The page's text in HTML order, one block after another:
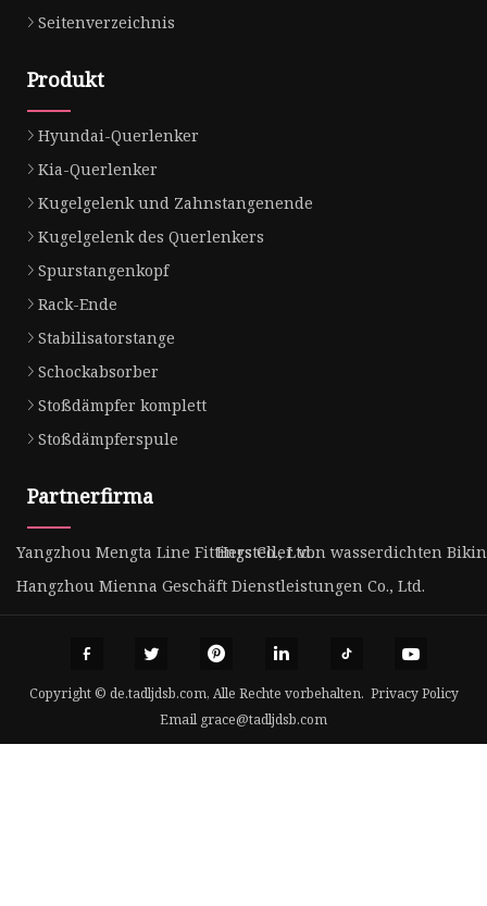
Seitenverzeichnis
Produkt
Hyundai-Querlenker
Kia-Querlenker
Kugelgelenk und Zahnstangenende
Kugelgelenk des Querlenkers
Spurstangenkopf
Rack-Ende
Stabilisatorstange
Schockabsorber
Stoßdämpfer komplett
Stoßdämpferspule
Partnerfirma
Yangzhou Mengta Line Fittings Co., Ltd.Hersteller von wasserdichten
Hangzhou Mienna Geschäft Dienstleistungen Co., Ltd.
Copyright © de.tadljdsb.com, Alle Rechte vorbehalten. Privacy Policy
Email grace@tadljdsb.com